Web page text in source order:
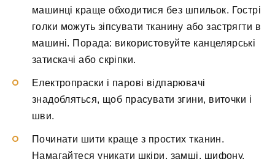
машинці краще обходитися без шпильок. Гострі
голки можуть зіпсувати тканину або застрягти в
машині. Порада: використовуйте канцелярські
затискачі або скріпки.
Електропраски і парові відпарювачі
знадобляться, щоб прасувати згини, виточки і
шви.
Починати шити краще з простих тканин.
Намагайтеся уникати шкіри, замші, шифону.